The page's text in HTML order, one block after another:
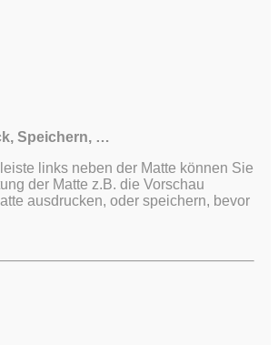
Speichern, …
links neben der Matte können Sie
der Matte z.B. die Vorschau
ausdrucken, oder speichern, bevor